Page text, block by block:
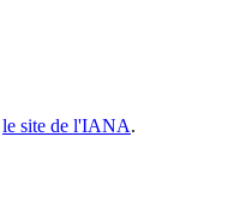
le site de l'IANA.